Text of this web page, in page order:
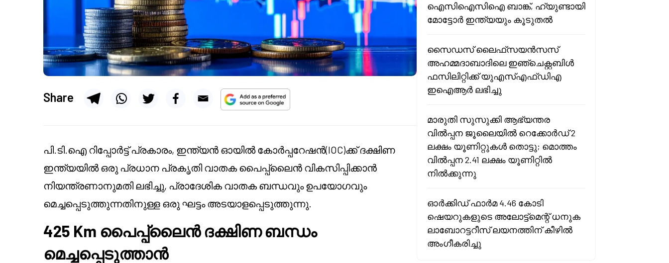
Share
പി.ടി.ഐ റിപ്പോർട്ട് പ്രകാരം, ഇന്ത്യൻ ഓയിൽ കോർപ്പറേഷൻ(IOC)ക്ക് ദക്ഷിണ
ഇന്ത്യയിൽ ഒരു പ്രധാന പ്രകൃതി വാതക പൈപ്പ്‌ലൈൻ വികസിപ്പിക്കാൻ
നിയന്ത്രണാനുമതി ലഭിച്ചു, പ്രാദേശിക വാതക ബന്ധവും ഉപയോഗവും
മെച്ചപ്പെടുത്തുന്നതിനുള്ള ഒരു ഘട്ടം അടയാളപ്പെടുത്തുന്നു.
425 Km പൈപ്പ്‌ലൈൻ ദക്ഷിണ ബന്ധം
മെച്ചപ്പെടുത്താൻ
ഐസിഐസിഐ ബാങ്ക്, ഹ്യുണ്ടായി
മോട്ടോർ ഇന്ത്യയും കൂടുതൽ
സൈഡസ് ലൈഫ്‌സയൻസസ്
അഹമ്മദാബാദിലെ ഇഞ്ചെക്റ്റബിൾ
ഫസിലിറ്റിക്ക് യുഎസ്എഫ്ഡിഎ
ഇഐആർ ലഭിച്ചു
മാരുതി സുസുക്കി ആഭ്യന്തര
വിൽപ്പന ജൂലൈയിൽ റെക്കോർഡ് 2
ലക്ഷം യൂണിറ്റുകൾ തൊട്ടു; മൊത്തം
വിൽപ്പന 2.41 ലക്ഷം യൂണിറ്റിൽ
നിൽക്കുന്നു
ഓർക്കിഡ് ഫാർമ 4.46 കോടി
ഷെയറുകളുടെ അലോട്ട്മെന്റ് ധനുക
ലാബോറട്ടറീസ് ലയനത്തിന് കീഴിൽ
അംഗീകരിച്ചു